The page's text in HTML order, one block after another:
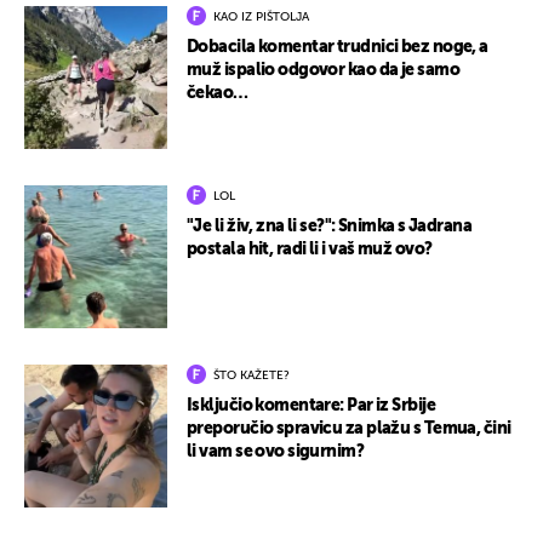
KAO IZ PIŠTOLJA
Dobacila komentar trudnici bez noge, a
muž ispalio odgovor kao da je samo
čekao…
LOL
"Je li živ, zna li se?": Snimka s Jadrana
postala hit, radi li i vaš muž ovo?
ŠTO KAŽETE?
Isključio komentare: Par iz Srbije
preporučio spravicu za plažu s Temua, čini
li vam se ovo sigurnim?